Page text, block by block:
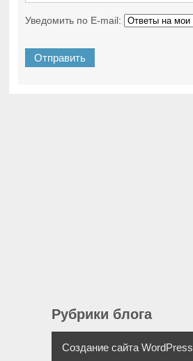
Уведомить по E-mail:
Рубрики блога
Создание сайта WordPress